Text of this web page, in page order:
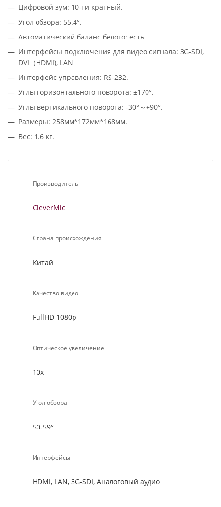
Цифровой зум: 10-ти кратный.
Угол обзора: 55.4°.
Автоматический баланс белого: есть.
Интерфейсы подключения для видео сигнала: 3G-SDI,
DVI（HDMI), LAN.
Интерфейс управления: RS-232.
Углы горизонтального поворота: ±170°.
Углы вертикального поворота: -30°～+90°.
Размеры: 258мм*172мм*168мм.
Вес: 1.6 кг.
Производитель
CleverMic
Страна происхождения
Китай
Качество видео
FullHD 1080p
Оптическое увеличение
10х
Угол обзора
50-59°
Интерфейсы
HDMI, LAN, 3G-SDI, Аналоговый аудио